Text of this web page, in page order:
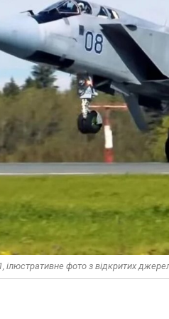
ілюстративне фото з відкритих